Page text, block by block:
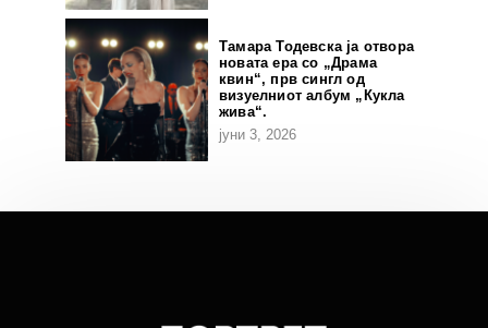
Тамара Тодевска ја отвора
новата ера со „Драма
квин“, прв сингл од
визуелниот албум „Кукла
жива“.
јуни 3, 2026